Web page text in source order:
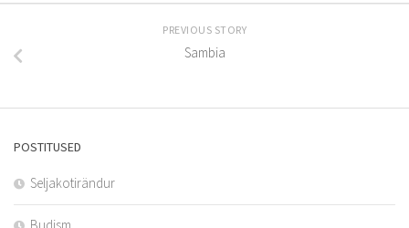
PREVIOUS STORY
Sambia
POSTITUSED
Seljakotirändur